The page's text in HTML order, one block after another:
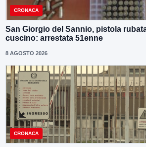
CRONACA
San Giorgio del Sannio, pistola
cuscino: arrestata 51enne
8 AGOSTO 2026
CRONACA